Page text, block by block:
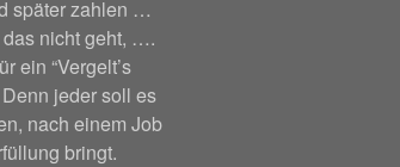
später zahlen …
das nicht geht, ….
ein “Vergelt’s
jeder soll es
nach einem Job
bringt.